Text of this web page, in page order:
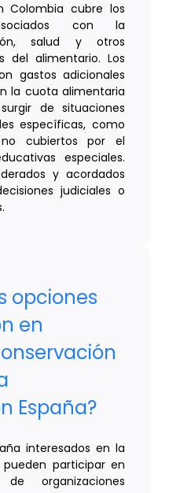
Colombia cubre los
con la
salud y otros
del alimentario. Los
gastos adicionales
la cuota alimentaria
de situaciones
específicas, como
cubiertos por el
especiales.
y acordados
judiciales o
opciones
en
España?
interesados en la
participar en
organizaciones